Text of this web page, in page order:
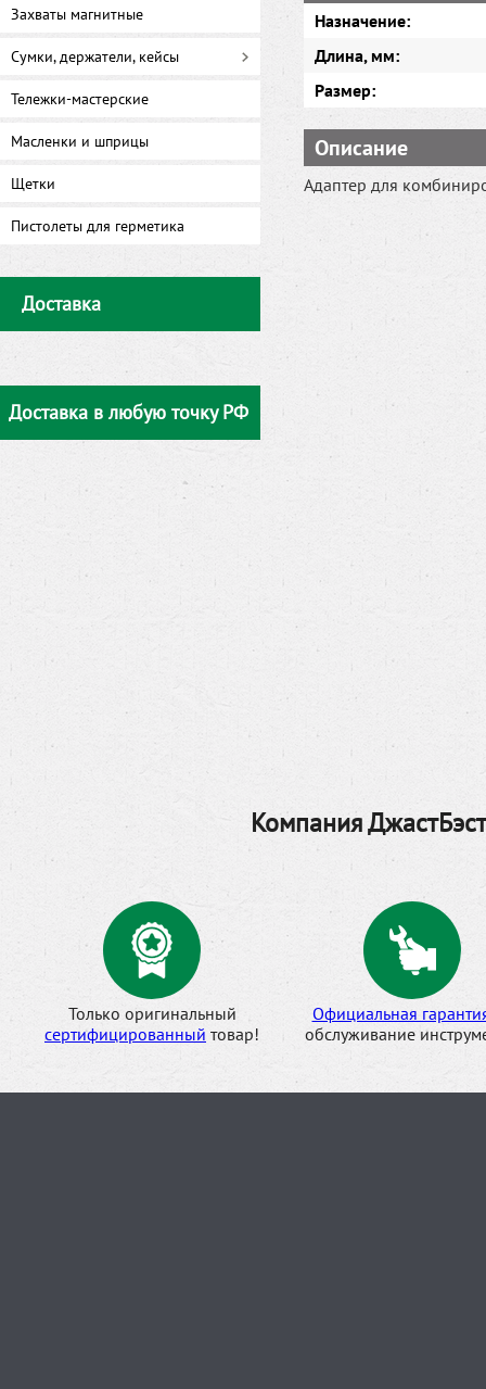
Захваты магнитные
Сумки, держатели, кейсы
Тележки-мастерские
Масленки и шприцы
Щетки
Пистолеты для герметика
Доставка
Доставка в любую точку РФ
Назначение:
Длина, мм:
Размер:
Описание
Адаптер для
Компания
Только оригинальный
сертифицированный товар!
Официальная
обслуживание